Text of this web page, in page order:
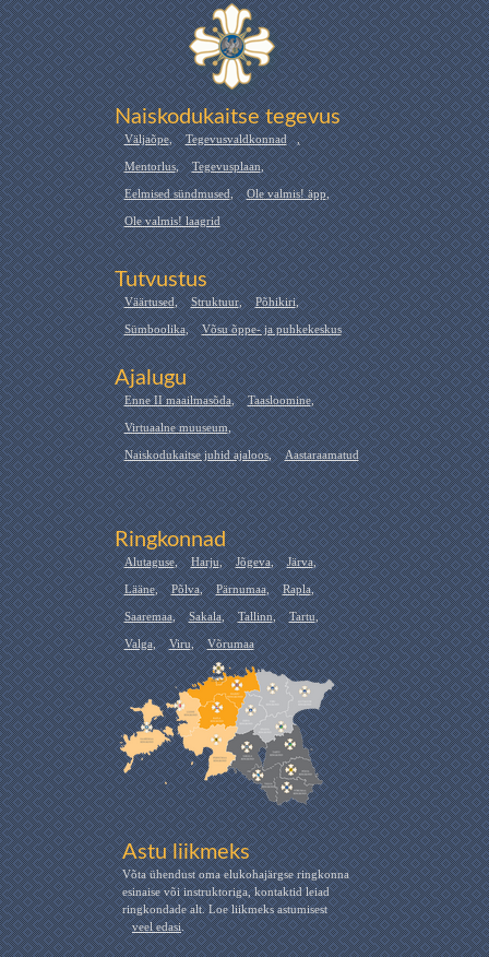
Naiskodukaitse tegevus
Väljaõpe, Tegevusvaldkonnad ,
Mentorlus, Tegevusplaan,
Eelmised sündmused, Ole valmis! äpp,
Ole valmis! laagrid
Tutvustus
Väärtused, Struktuur, Põhikiri,
Sümboolika, Võsu õppe- ja puhkekeskus
Ajalugu
Enne II maailmasõda, Taasloomine,
Virtuaalne muuseum,
Naiskodukaitse juhid ajaloos, Aastaraamatud
Ringkonnad
Alutaguse, Harju, Jõgeva, Järva,
Lääne, Põlva, Pärnumaa, Rapla,
Saaremaa, Sakala, Tallinn, Tartu,
Valga, Viru, Võrumaa
Astu liikmeks
Võta ühendust oma elukohajärgse ringkonna
esinaise või instruktoriga, kontaktid leiad
ringkondade alt. Loe liikmeks astumisest
veel edasi.